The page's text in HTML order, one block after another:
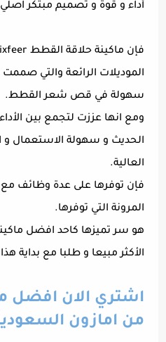
أداء و قوة و تصميم مبتكر
الموديلات الرائعة والتي
سهولة في قص شعر القطط.
ومع انها عززت لتجمع بين
الحديث و سهولة الاستعمال و
العالية.
فإن توفرها على عدة وظائف
المرونة التي توفرها.
هو سر تميزها كاحد افضل
الأكثر مبيعا و طلبا مع بداية
اشتري الان افضل
من امازون